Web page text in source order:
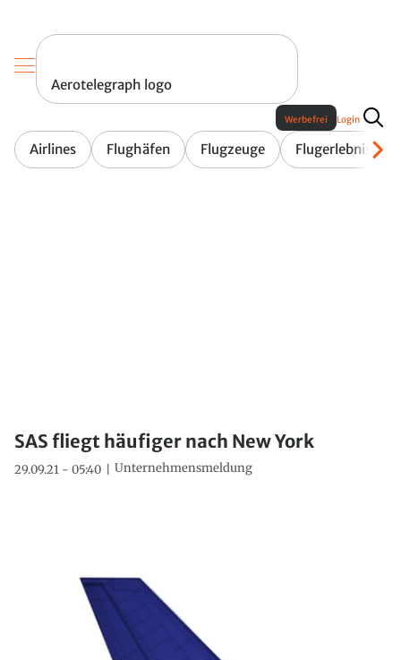
Aerotelegraph logo
Airlines Flughäfen Flugzeuge Flugerlebnis
Werbefrei Login
SAS fliegt häufiger nach New York
29.09.21 - 05:40 Unternehmensmeldung